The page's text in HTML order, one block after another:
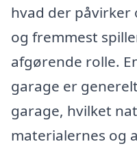
hvad der påvirker
og fremmest
afgørende rolle.
garage er
garage, hvilket
materialernes og